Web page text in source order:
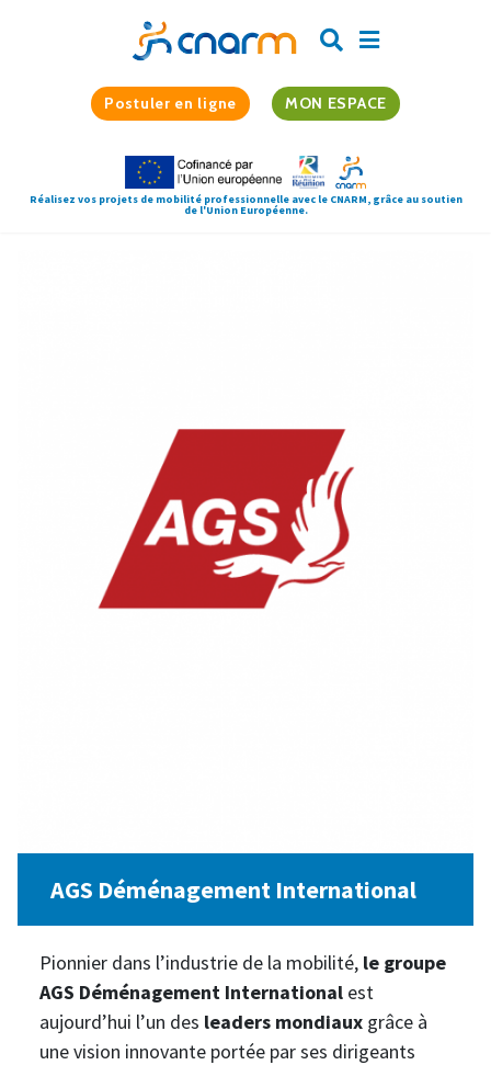
Postuler en ligne MON ESPACE
Réalisez vos projets de mobilité professionnelle avec le CNARM, grâce au soutien
de l'Union Européenne.
AGS Déménagement International
Pionnier dans l’industrie de la mobilité, le groupe
AGS Déménagement International est
aujourd’hui l’un des leaders mondiaux grâce à
une vision innovante portée par ses dirigeants